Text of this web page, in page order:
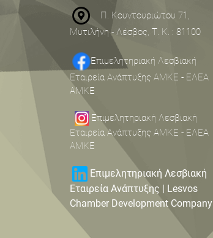
Π. Κουντουριώτου 71,
Μυτιλήνη - Λέσβος, Τ. Κ. : 81100
Επιμελητηριακή Λεσβιακή
Εταιρεία Ανάπτυξης ΑΜΚΕ - ΕΛΕΑ
ΑΜΚΕ
Επιμελητηριακή Λεσβιακή
Εταιρεία Ανάπτυξης ΑΜΚΕ - ΕΛΕΑ
ΑΜΚΕ
Επιμελητηριακή Λεσβιακή
Εταιρεία Ανάπτυξης | Lesvos
Chamber Development Company